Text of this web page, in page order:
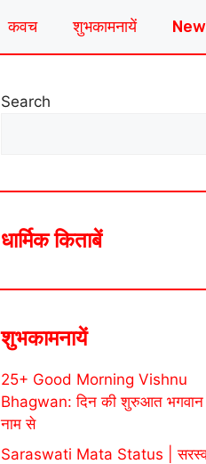
कवच शुभकामनायें
Search
धार्मिक किताबें
शुभकामनायें
25+ Good Morning Vishnu
Bhagwan: दिन की शुरुआत भगवान
नाम से
Saraswati Mata Status |